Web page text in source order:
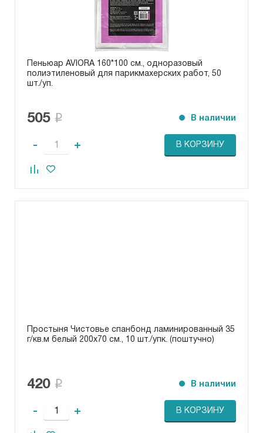
Пеньюар AVIORA 160*100 см., одноразовый
полиэтиленовый для парикмахерских работ, 50
шт./уп.
505 В наличии
- + В КОРЗИНУ
Простыня Чистовье спанбонд ламинированный 35
г/кв.м белый 200х70 см., 10 шт./упк. (поштучно)
420 В наличии
- + В КОРЗИНУ